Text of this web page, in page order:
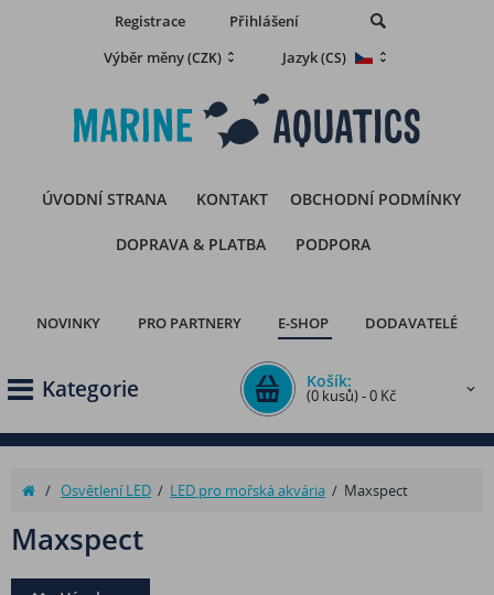
Registrace
Přihlášení
Výběr měny(CZK) Jazyk(CS)
ÚVODNÍ STRANA KONTAKT OBCHODNÍ PODMÍNKY
DOPRAVA & PLATBA PODPORA
NOVINKY PRO PARTNERY E-SHOP DODAVATELÉ
Kategorie Košík:
(0 kusů) - 0 Kč
/ Osvětlení LED / LED pro mořská akvária / Maxspect
Maxspect